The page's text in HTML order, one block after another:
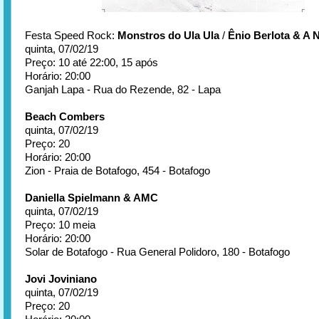
Festa Speed Rock: Monstros do Ula Ula/ Ênio Berlota & A
quinta, 07/02/19
Preço: 10 até 22:00, 15 após
Horário: 20:00
Ganjah Lapa - Rua do Rezende, 82 - Lapa
Beach Combers
quinta, 07/02/19
Preço: 20
Horário: 20:00
Zion - Praia de Botafogo, 454 - Botafogo
Daniella Spielmann & AMC
quinta, 07/02/19
Preço: 10 meia
Horário: 20:00
Solar de Botafogo - Rua General Polidoro, 180 - Botafogo
Jovi Joviniano
quinta, 07/02/19
Preço: 20